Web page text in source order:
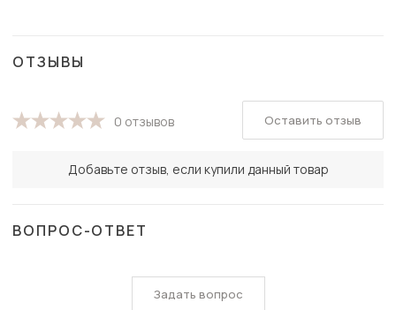
ОТЗЫВЫ
0 отзывов
Добавьте отзыв, если купили данный товар
Оставить отзыв
ВОПРОС-ОТВЕТ
Задать вопрос